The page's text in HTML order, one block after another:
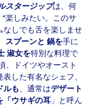
スタージップは、何
楽しみたい。このサ
なしでも舌を楽しませ
スプーンと 鍋を手に
淑女を特別な料理で
、ドイツやオースト
表した有名なシェフ、
ルも、通常はデザート
「ウサギの耳」と呼ん